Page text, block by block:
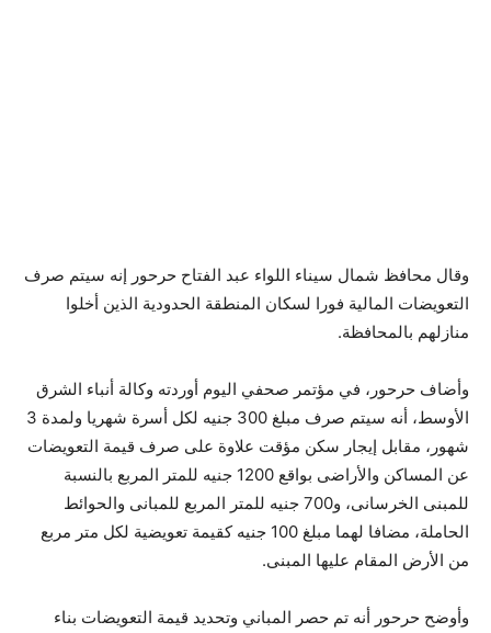
وقال محافظ شمال سيناء اللواء عبد الفتاح حرحور إنه سيتم صرف
التعويضات المالية فورا لسكان المنطقة الحدودية الذين أخلوا
منازلهم بالمحافظة.
وأضاف حرحور، في مؤتمر صحفي اليوم أوردته وكالة أنباء الشرق
الأوسط، أنه سيتم صرف مبلغ 300 جنيه لكل أسرة شهريا ولمدة 3
شهور، مقابل إيجار سكن مؤقت علاوة على صرف قيمة التعويضات
عن المساكن والأراضى بواقع 1200 جنيه للمتر المربع بالنسبة
للمبنى الخرسانى، و700 جنيه للمتر المربع للمبانى والحوائط
الحاملة، مضافا لهما مبلغ 100 جنيه كقيمة تعويضية لكل متر مربع
من الأرض المقام عليها المبنى.
وأوضح حرحور أنه تم حصر المباني وتحديد قيمة التعويضات بناء